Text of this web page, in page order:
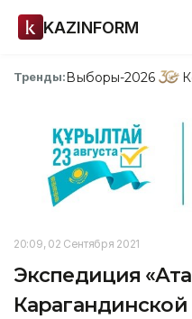
KAZINFORM
Тренды:Выборы-2026
20:09, 02 Сентября 2021
Экспедиция
Карагандинской